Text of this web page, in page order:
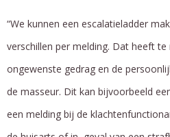
“We kunnen een escalatieladder
verschillen per melding. Dat heeft
ongewenste gedrag en de
de masseur. Dit kan bijvoorbeeld
een melding bij de